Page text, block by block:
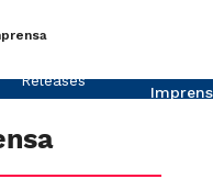
Releases